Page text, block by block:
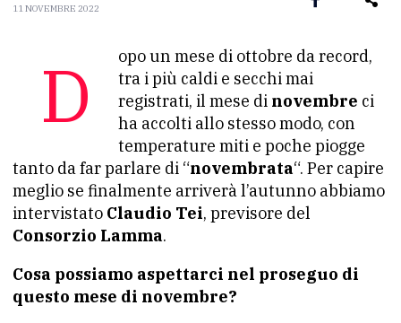
11 NOVEMBRE 2022
Dopo un mese di ottobre da record,
tra i più caldi e secchi mai
registrati, il mese di novembre ci
ha accolti allo stesso modo, con
temperature miti e poche piogge
tanto da far parlare di “novembrata“. Per capire
meglio se finalmente arriverà l’autunno abbiamo
intervistato Claudio Tei, previsore del
Consorzio Lamma.
Cosa possiamo aspettarci nel proseguo di
questo mese di novembre?